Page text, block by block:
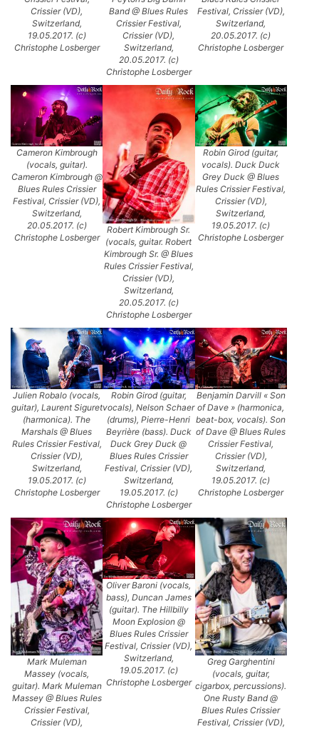
Crissier (VD),
Switzerland,
19.05.2017. (c)
Christophe Losberger
Band @ Blues Rules
Crissier Festival,
Crissier (VD),
Switzerland,
20.05.2017. (c)
Christophe Losberger
Festival, Crissier (VD),
Switzerland,
20.05.2017. (c)
Christophe Losberger
Cameron Kimbrough
(vocals, guitar).
Cameron Kimbrough @
Blues Rules Crissier
Festival, Crissier (VD),
Switzerland,
20.05.2017. (c)
Christophe Losberger
Robert Kimbrough Sr.
(vocals, guitar. Robert
Kimbrough Sr. @ Blues
Rules Crissier Festival,
Crissier (VD),
Switzerland,
20.05.2017. (c)
Christophe Losberger
Robin Girod (guitar,
vocals). Duck Duck
Grey Duck @ Blues
Rules Crissier Festival,
Crissier (VD),
Switzerland,
19.05.2017. (c)
Christophe Losberger
Julien Robalo (vocals,
guitar), Laurent Siguret
(harmonica). The
Marshals @ Blues
Rules Crissier Festival,
Crissier (VD),
Switzerland,
19.05.2017. (c)
Christophe Losberger
Robin Girod (guitar,
vocals), Nelson Schaer
(drums), Pierre-Henri
Beyrière (bass). Duck
Duck Grey Duck @
Blues Rules Crissier
Festival, Crissier (VD),
Switzerland,
19.05.2017. (c)
Christophe Losberger
Benjamin Darvill « Son
of Dave » (harmonica,
beat-box, vocals). Son
of Dave @ Blues Rules
Crissier Festival,
Crissier (VD),
Switzerland,
19.05.2017. (c)
Christophe Losberger
Mark Muleman
Massey (vocals,
guitar). Mark Muleman
Massey @ Blues Rules
Crissier Festival,
Crissier (VD),
Oliver Baroni (vocals,
bass), Duncan James
(guitar). The Hillbilly
Moon Explosion @
Blues Rules Crissier
Festival, Crissier (VD),
Switzerland,
19.05.2017. (c)
Christophe Losberger
Greg Garghentini
(vocals, guitar,
cigarbox, percussions).
One Rusty Band @
Blues Rules Crissier
Festival, Crissier (VD),